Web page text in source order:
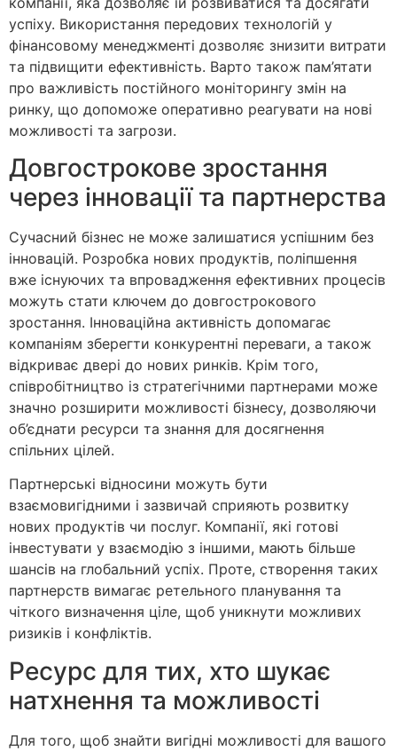
успіху. Використання передових технологій у
фінансовому менеджменті дозволяє знизити витрати
та підвищити ефективність. Варто також пам’ятати
про важливість постійного моніторингу змін на
ринку, що допоможе оперативно реагувати на нові
можливості та загрози.
Довгострокове зростання
через інновації та партнерства
Сучасний бізнес не може залишатися успішним без
інновацій. Розробка нових продуктів, поліпшення
вже існуючих та впровадження ефективних процесів
можуть стати ключем до довгострокового
зростання. Інноваційна активність допомагає
компаніям зберегти конкурентні переваги, а також
відкриває двері до нових ринків. Крім того,
співробітництво із стратегічними партнерами може
значно розширити можливості бізнесу, дозволяючи
об’єднати ресурси та знання для досягнення
спільних цілей.
Партнерські відносини можуть бути
взаємовигідними і зазвичай сприяють розвитку
нових продуктів чи послуг. Компанії, які готові
інвестувати у взаємодію з іншими, мають більше
шансів на глобальний успіх. Проте, створення таких
партнерств вимагає ретельного планування та
чіткого визначення ціле, щоб уникнути можливих
ризиків і конфліктів.
Ресурс для тих, хто шукає
натхнення та можливості
Для того, щоб знайти вигідні можливості для вашого